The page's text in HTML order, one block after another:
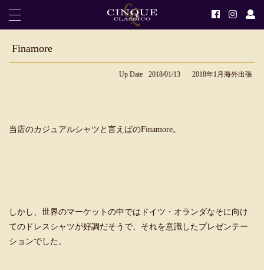
Finamore
Up Date 2018/01/13 2018年1月海外出張
当店のカジュアルシャツと言えばのFinamore。
しかし、世界のマーケットの中ではドイツ・オランダなそに向け
てのドレスシャツが好調だそうで、それを意識したプレゼンテー
ションでした。